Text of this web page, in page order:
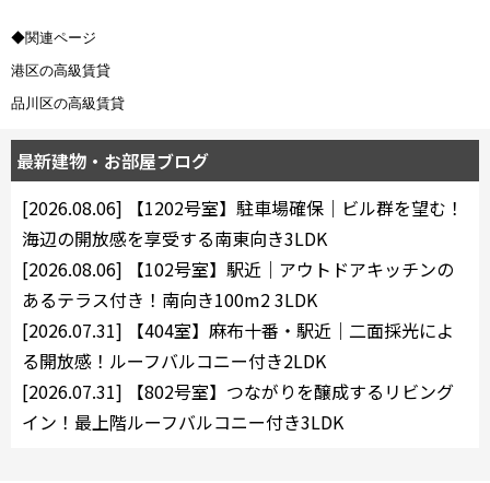
◆関連ページ
港区の高級賃貸
品川区の高級賃貸
最新建物・お部屋ブログ
[2026.08.06]
【1202号室】駐車場確保｜ビル群を望む！
海辺の開放感を享受する南東向き3LDK
[2026.08.06]
【102号室】駅近｜アウトドアキッチンの
あるテラス付き！南向き100m2 3LDK
[2026.07.31]
【404室】麻布十番・駅近｜二面採光によ
る開放感！ルーフバルコニー付き2LDK
[2026.07.31]
【802号室】つながりを醸成するリビング
イン！最上階ルーフバルコニー付き3LDK
指定なし
1年以内
15年以内
駅から徒歩
指定なし
1分以内
3分以内
5分以内
10分以内
15分以内
他条件
当社限定物件
専任物件